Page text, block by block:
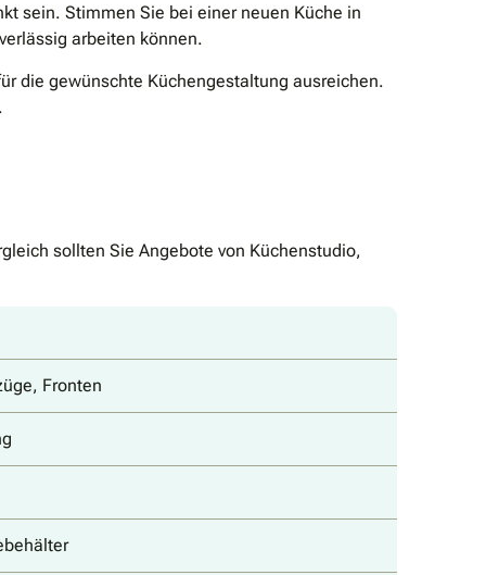
sein. Stimmen Sie bei einer neuen Küche in
arbeiten können.
die gewünschte Küchengestaltung ausreichen.
sollten Sie Angebote von Küchenstudio,
Fronten